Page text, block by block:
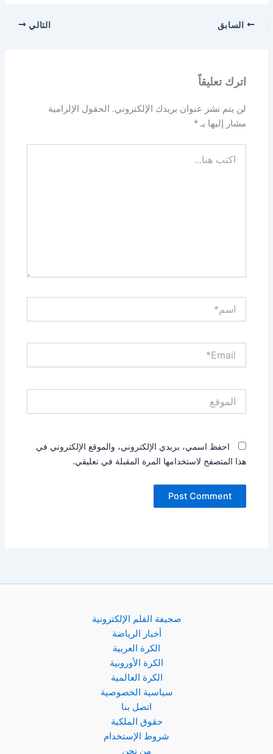
السابق التالي
اترك تعليقاً
لن يتم نشر عنوان بريدك الإلكتروني. الحقول الإلزامية
مشار إليها بـ*
هنا...
احفظ اسمي، بريدي الإلكتروني، والموقع الإلكتروني في
هذا المتصفح لاستخدامها المرة المقبلة في تعليقي.
صجيفة القلم الإلكترونية
أخبار الرياضة
الكرة العربية
الكرة الأوروبية
الكرة العالمية
سياسية الخصوصية
اتصل بنا
حقوق الملكية
شروط الإستخدام
من نحن